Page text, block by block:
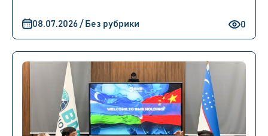
0
08.07.2026 / Без рубрики